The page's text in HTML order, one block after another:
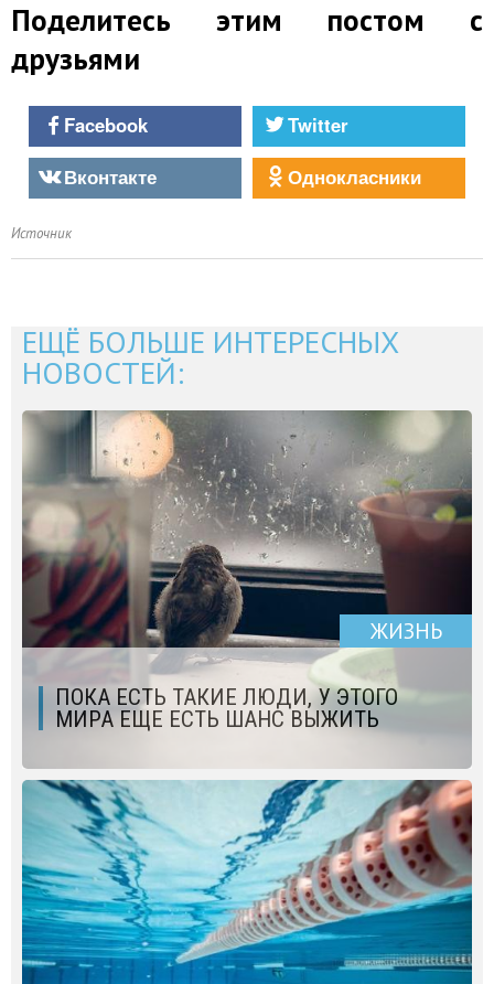
Поделитесь этим постом с
друзьями
Facebook
Twitter
Вконтакте
Однокласники
Источник
ЕЩЁ БОЛЬШЕ ИНТЕРЕСНЫХ
НОВОСТЕЙ:
ЖИЗНЬ
ПОКА ЕСТЬ ТАКИЕ ЛЮДИ, У ЭТОГО
МИРА ЕЩЕ ЕСТЬ ШАНС ВЫЖИТЬ